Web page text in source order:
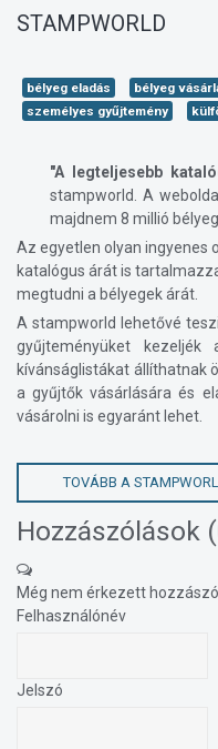
STAMPWORLD
bélyeg eladás bélyeg
személyes gyűjtemény
"A legteljesebb
stampworld. A
majdnem 8 millió
Az egyetlen olyan ingyenes
katalógus árát is
megtudni a bélyegek árát.
A stampworld lehetővé
gyűjteményüket kezeljék
kívánságlistákat állíthatnak
a gyűjtők vásárlására és
vásárolni is egyaránt lehet.
TOVÁBB A
Hozzászólások (
Még nem érkezett
Felhasználónév
Jelszó